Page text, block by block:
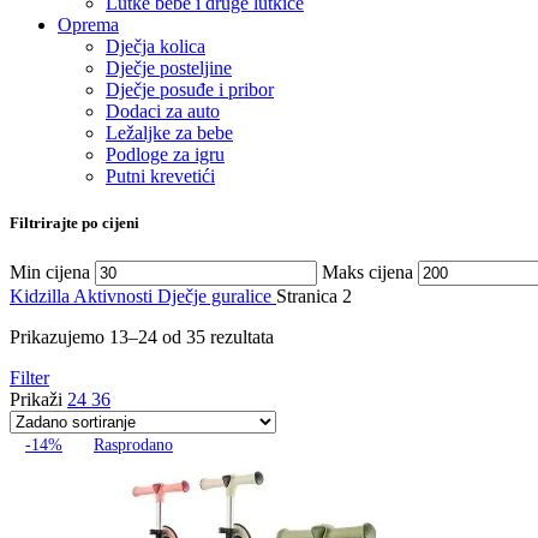
Oprema
Dječja kolica
Dječje posteljine
Dječje posuđe i pribor
Dodaci za auto
Ležaljke za bebe
Podloge za igru
Putni krevetići
Filtrirajte po cijeni
Min cijena Maks cijena
Kidzilla Aktivnosti Dječje guralice Stranica 2
Prikazujemo 13–24 od 35 rezultata
Filter
Prikaži 24 36
-14% Rasprodano